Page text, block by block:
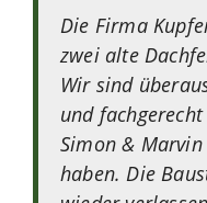
Die Firma
zwei alte
Wir sind
und
Simon &
haben. Die